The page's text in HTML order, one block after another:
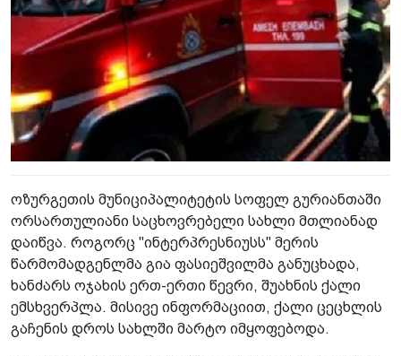
ოზურგეთის მუნიციპალიტეტის სოფელ გურიანთაში
ორსართულიანი საცხოვრებელი სახლი მთლიანად
დაიწვა. როგორც "ინტერპრესნიუსს" მერის
წარმომადგენლმა გია ფასიეშვილმა განუცხადა,
ხანძარს ოჯახის ერთ-ერთი წევრი, შუახნის ქალი
ემსხვერპლა. მისივე ინფორმაციით, ქალი ცეცხლის
გაჩენის დროს სახლში მარტო იმყოფებოდა.